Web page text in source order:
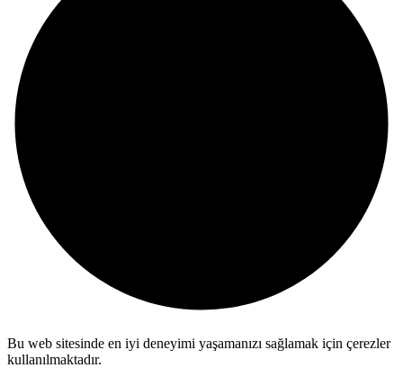
Bu web sitesinde en iyi deneyimi yaşamanızı sağlamak için çerezler
kullanılmaktadır.